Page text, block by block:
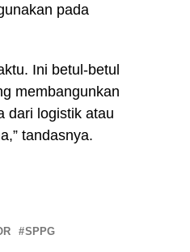
pada
Ini betul-betul
membangunkan
dari logistik atau
tandasnya.
SPPG